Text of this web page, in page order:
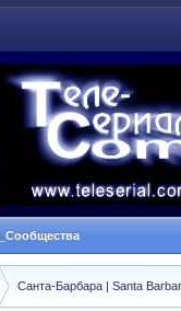
Санта-Барбара | Santa